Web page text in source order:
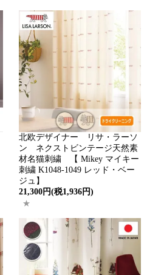
北欧デザイナー リサ・ラーソ
ン ネクストビンテージ天然素
材名猫刺繍 【 Mikey マイキー
刺繍 K1048-1049 レッド・ベー
ジュ】
21,300円(税1,936円)